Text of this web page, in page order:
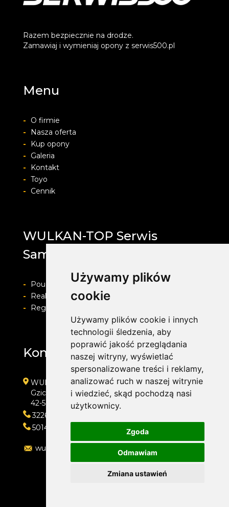
Używamy plików
cookie
Używamy plików cookie i innych
technologii śledzenia, aby
poprawić jakość przeglądania
naszej witryny, wyświetlać
spersonalizowane treści i reklamy,
analizować ruch w naszej witrynie
i wiedzieć, skąd pochodzą nasi
użytkownicy.
Zgoda
Odmawiam
Zmiana ustawień
Razem bezpiecznie na drodze.
Zamawiaj i wymieniaj opony z serwis500.pl
Menu
-
O firmie
-
Nasza oferta
-
Kup opony
-
Galeria
-
Kontakt
- Toyo
-
Cennik
WULKAN-TOP Serwis
Samochodowy
-
Pouczenie o prawie do odstapienia od umowy
-
Realizacja zamówienia i formy płatności
-
Regulamin i Polityka prywatności
Kontakt
WULKAN-TOP Serwis Samochodowy
Gzichowska 108
42-504 Będzin
322692033
501410313
wulkan-top@wp.pl